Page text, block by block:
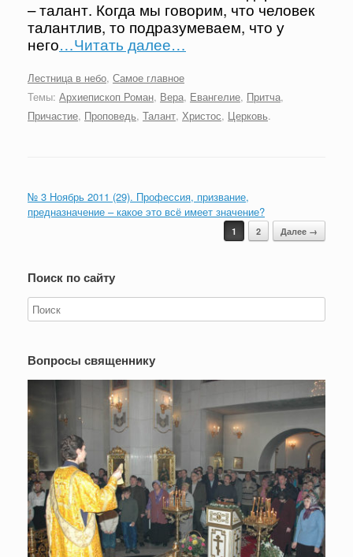
– талант. Когда мы говорим, что человек
талантлив, то подразумеваем, что у
него…Читать далее…
Лестница в небо, Самое главное
Темы: Архиепископ Роман, Вера, Евангелие, Притча,
Причастие, Проповедь, Талант, Христос, Церковь.
№ 3 Ноябрь 2011 (29). Профессия, призвание,
предназначение – какое это всё имеет значение?
1 2 Далее →
Поиск по сайту
Вопросы священнику